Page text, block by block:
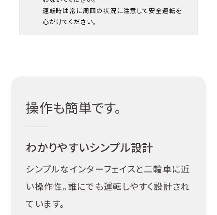
運転時は常に周囲の状況に注意して安全運転を
心がけてください。
操作も簡単です。
わかりやすいシンプル設計
シンプルなインターフェイスと二輪車に近
い操作性。誰にでも運転しやすく設計され
ています。